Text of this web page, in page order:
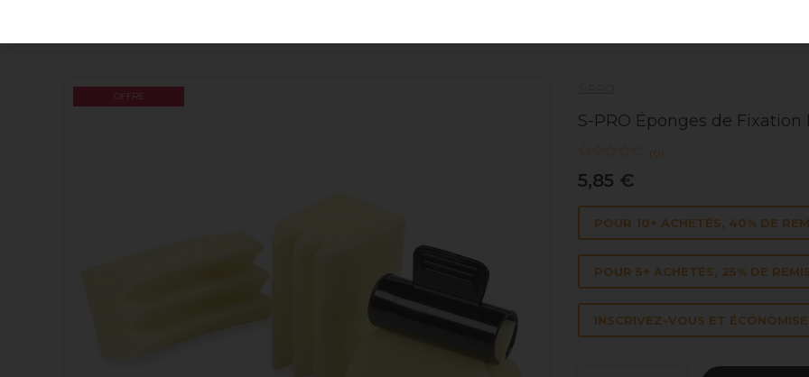
S-PRO Éponges de
(0)
5,85 €
OFFRE
POUR 10+ ACHETÉS, 40% DE
POUR 5+ ACHETÉS, 25% DE
INSCRIVEZ-VOUS ET